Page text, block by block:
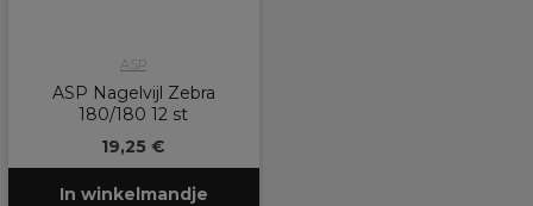
ASP
ASP Nagelvijl Zebra
180/180 12 st
19,25 €
In winkelmandje